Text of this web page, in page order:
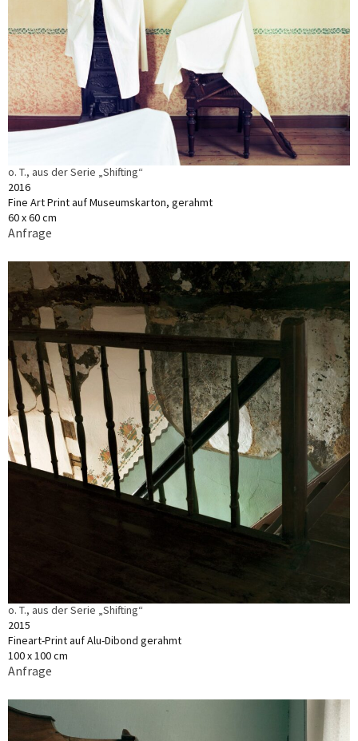
o. T., aus der Serie „Shifting“
2016
Fine Art Print auf Museumskarton, gerahmt
60 x 60 cm
Anfrage
o. T., aus der Serie „Shifting“
2015
Fineart-Print auf Alu-Dibond gerahmt
100 x 100 cm
Anfrage